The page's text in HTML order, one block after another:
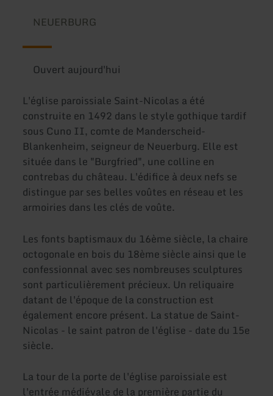
NEUERBURG
Ouvert aujourd'hui
L'église paroissiale Saint-Nicolas a été
construite en 1492 dans le style gothique tardif
sous Cuno II, comte de Manderscheid-
Blankenheim, seigneur de Neuerburg. Elle est
située dans le "Burgfried", une colline en
contrebas du château. L'édifice à deux nefs se
distingue par ses belles voûtes en réseau et les
armoiries dans les clés de voûte.
Les fonts baptismaux du 16ème siècle, la chaire
octogonale en bois du 18ème siècle ainsi que le
confessionnal avec ses nombreuses sculptures
sont particulièrement précieux. Un reliquaire
datant de l'époque de la construction est
également encore présent. La statue de Saint-
Nicolas - le saint patron de l'église - date du 15e
siècle.
La tour de la porte de l'église paroissiale est
l'entrée médiévale de la première partie du